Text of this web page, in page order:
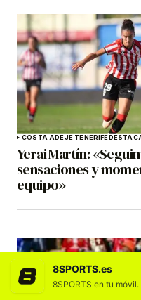
COSTA ADEJE TENERIFE
Yerai Martín:
sensaciones y
equipo»
8SPORTS.es
8SPORTS en tu móvil.